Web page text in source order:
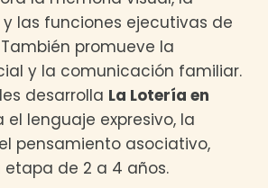
las funciones ejecutivas de
promueve la
y la comunicación familiar.
desarrolla La Lotería en
el lenguaje expresivo, la
pensamiento asociativo,
de 2 a 4 años.